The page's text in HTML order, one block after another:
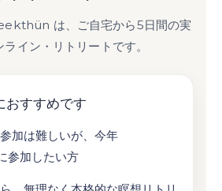
は、ご自宅から5日間の実
イン・リトリートです。
おすすめです
加は難しいが、今年
加したい方